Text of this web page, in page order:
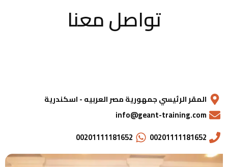
تواصل معنا
المقر الرئيسي جمهورية مصر العربيه - اسكندرية
info@geant-training.com
00201111181652
00201111181652